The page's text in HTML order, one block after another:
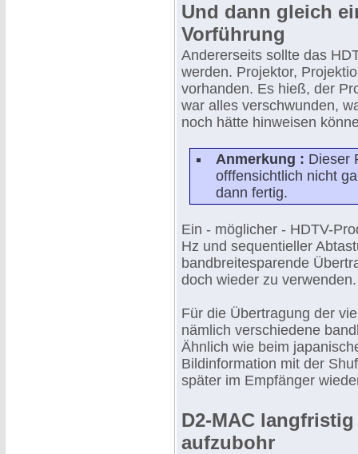
Und dann gleich
Vorführung
Andererseits sollte das
werden. Projektor,
vorhanden. Es hieß, der
war alles verschwunden,
noch hätte hinweisen
Anmerkung : Dieser
offfensichtlich nicht
dann fertig.
Ein - möglicher - HDTV-
Hz und sequentieller
bandbreitesparende
doch wieder zu verwenden.
Für die Übertragung der
nämlich verschiedene
Ähnlich wie beim
Bildinformation mit der
später im Empfänger
D2-MAC
aufzubohr